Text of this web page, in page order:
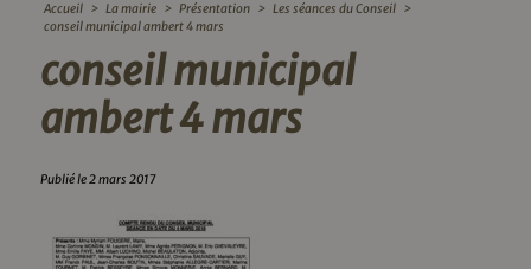
Accueil > La mairie > Présentation > Les séances du Conseil >
conseil municipal ambert 4 mars
conseil municipal
ambert 4 mars
Publié le 2 mars 2017